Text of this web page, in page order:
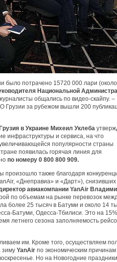
было потрачено 15720 000 лари
Национальной
общались по видео-скайпу. –
Грузии за рубежом вышли 200
в Украине Михеил Уклеба
инфраструктуры и сервиса, на что
популярности страны
появилась горячая линия для
по номеру 0 800 800 909.
произошло также благодаря
«Днеправиа» и «Дарт»), снизивших
авиакомпании YanAir
по объемам на рынке перевозок
более 25 тысяч в Батуми и около 14
Батуми, Одесса-Тбилиси. Это на 15%
летнего сезона заполняемость
им. Кроме того, осуществляем
зиму YanAir по экономическим причинам
Но на Новогодние праздники